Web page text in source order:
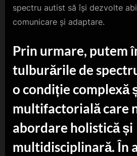
spectru autist să își dezvolte
comunicare și adaptare.
Prin urmare, putem
tulburările de
o condiție complexă
multifactorială care
abordare holistică și
multidisciplinară. În